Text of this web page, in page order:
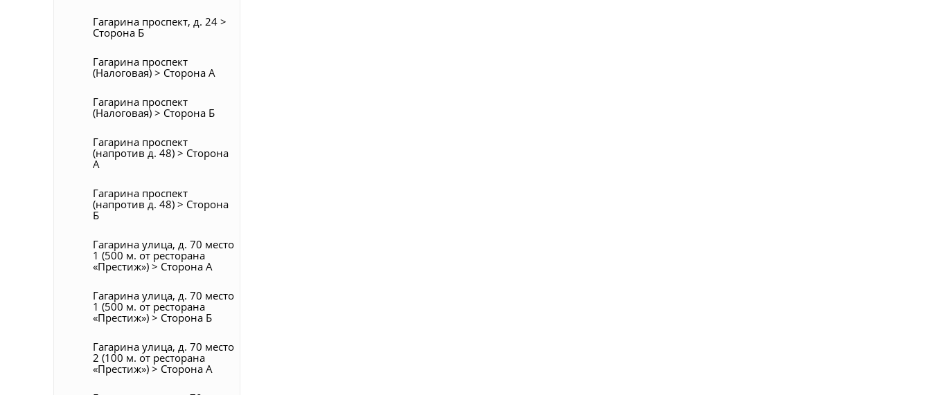
Гагарина проспект, д. 24 >
Сторона Б
Гагарина проспект
(Налоговая) > Сторона А
Гагарина проспект
(Налоговая) > Сторона Б
Гагарина проспект
(напротив д. 48) > Сторона
А
Гагарина проспект
(напротив д. 48) > Сторона
Б
Гагарина улица, д. 70 место
1 (500 м. от ресторана
«Престиж») > Сторона А
Гагарина улица, д. 70 место
1 (500 м. от ресторана
«Престиж») > Сторона Б
Гагарина улица, д. 70 место
2 (100 м. от ресторана
«Престиж») > Сторона А